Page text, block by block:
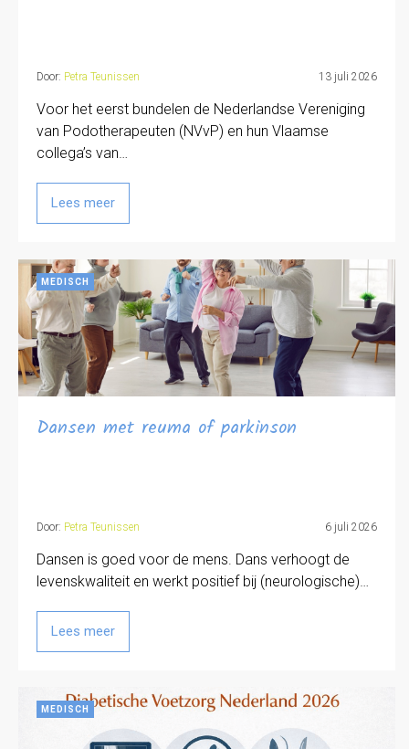
Door: Petra Teunissen 13 juli 2026
Voor het eerst bundelen de Nederlandse Vereniging
van Podotherapeuten (NVvP) en hun Vlaamse
collega’s van…
Lees meer
MEDISCH
Dansen met reuma of parkinson
Door: Petra Teunissen 6 juli 2026
Dansen is goed voor de mens. Dans verhoogt de
levenskwaliteit en werkt positief bij (neurologische)…
Lees meer
MEDISCH